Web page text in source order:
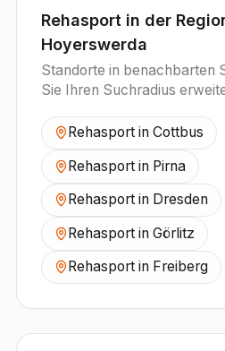
Rehasport in der
Hoyerswerda
Standorte in benachbarten
Sie Ihren Suchradius
Rehasport inCottbus
Rehasport in Pirna
Rehasport in Dresden
Rehasport inGörlitz
Rehasport in Freiberg